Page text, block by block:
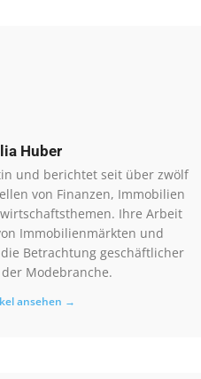
Huber
und berichtet seit über zwölf
von Finanzen, Immobilien
Ihre Arbeit
Immobilienmärkten und
Betrachtung geschäftlicher
Modebranche.
ansehen →